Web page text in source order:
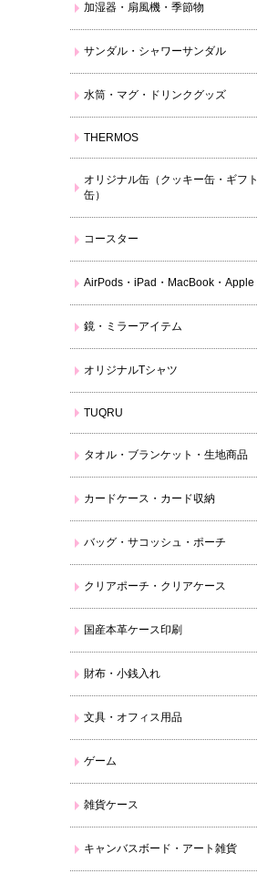
加湿器・扇風機・季節物
サンダル・シャワーサンダル
水筒・マグ・ドリンクグッズ
THERMOS
オリジナル缶（クッキー缶・ギフト
缶）
コースター
AirPods・iPad・MacBook・Apple
鏡・ミラーアイテム
オリジナルTシャツ
TUQRU
タオル・ブランケット・生地商品
カードケース・カード収納
バッグ・サコッシュ・ポーチ
クリアポーチ・クリアケース
国産本革ケース印刷
財布・小銭入れ
文具・オフィス用品
ゲーム
雑貨ケース
キャンバスボード・アート雑貨